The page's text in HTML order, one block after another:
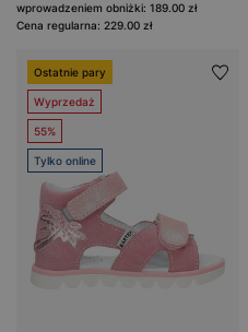
wprowadzeniem obniżki: 189.00 zł
Cena regularna: 229.00 zł
Ostatnie pary
Wyprzedaż
55%
Tylko online